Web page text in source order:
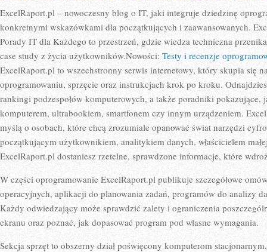
STRON
I
ETYKA
ExcelRaport.pl – nowoczesny blog o IT, jaki integruje dziedzinę
konkretnymi wskazówkami dla początkujących i zaawansowanych.
Porady IT dla Każdego to przestrzeń, gdzie wiedza techniczna
case study z życia użytkowników.Nowości: Testy i recenzje
ExcelRaport.pl to wszechstronny serwis internetowy, który skupia się
oprogramowaniu, sprzęcie oraz instrukcjach krok po kroku.
rankingi podzespołów komputerowych, a także poradniki pokazujące,
komputerem, ultrabookiem, smartfonem czy innym urządzeniem.
myślą o osobach, które chcą zrozumiale opanować świat narzędzi
początkującym użytkownikiem, analitykiem danych, właścicielem
ExcelRaport.pl dostaniesz rzetelne, sprawdzone informacje, które
W części oprogramowanie ExcelRaport.pl publikuje szczegółowe
operacyjnych, aplikacji do planowania zadań, programów do analizy
Każdy odwiedzający może sprawdzić zalety i ograniczenia
ekranu oraz poznać, jak dopasować program pod własne wymagania.
Sekcja sprzęt to obszerny dział poświęcony komputerom